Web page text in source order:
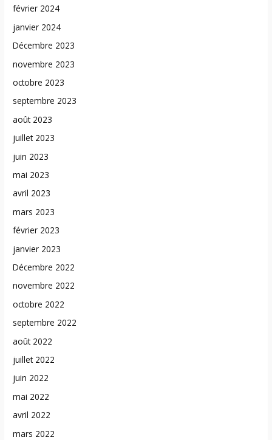
février 2024
janvier 2024
Décembre 2023
novembre 2023
octobre 2023
septembre 2023
août 2023
juillet 2023
juin 2023
mai 2023
avril 2023
mars 2023
février 2023
janvier 2023
Décembre 2022
novembre 2022
octobre 2022
septembre 2022
août 2022
juillet 2022
juin 2022
mai 2022
avril 2022
mars 2022